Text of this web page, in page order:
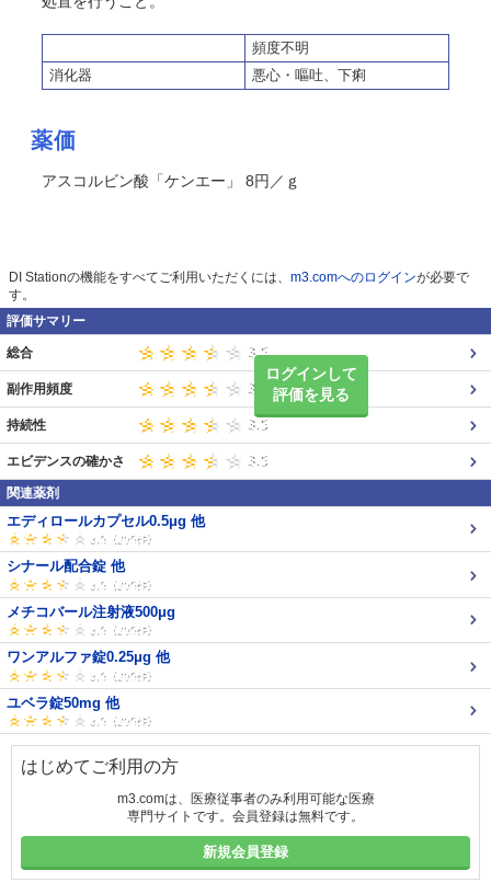
頻度不明
消化器
悪心・嘔吐、下痢
薬価
アスコルビン酸「ケンエー」 8円／ｇ
DI Stationの機能をすべてご利用いただくには、 m3.comへのログインが必要で
す。
評価サマリー
ログインして
評価を見る
総合
副作用頻度
持続性
エビデンスの確かさ
関連薬剤
エディロールカプセル0.5μg 他
シナール配合錠 他
メチコバール注射液500μg
ワンアルファ錠0.25μg 他
ユベラ錠50mg 他
はじめてご利用の方
m3.comは、医療従事者のみ利用可能な医療
専門サイトです。会員登録は無料です。
新規会員登録